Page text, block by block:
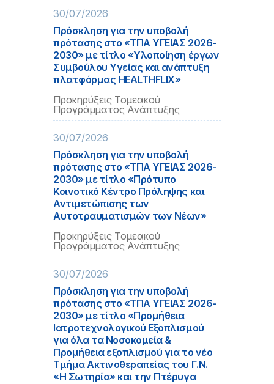
30/07/2026
Πρόσκληση για την υποβολή
πρότασης στο «ΤΠΑ ΥΓΕΙΑΣ 2026-
2030» με τίτλο «Υλοποίηση έργων
Συμβούλου Υγείας και ανάπτυξη
πλατφόρμας HEALTHFLIX»
Προκηρύξεις Τομεακού
Προγράμματος Ανάπτυξης
30/07/2026
Πρόσκληση για την υποβολή
πρότασης στο «ΤΠΑ ΥΓΕΙΑΣ 2026-
2030» με τίτλο «Πρότυπο
Κοινοτικό Κέντρο Πρόληψης και
Αντιμετώπισης των
Αυτοτραυματισμών των Νέων»
Προκηρύξεις Τομεακού
Προγράμματος Ανάπτυξης
30/07/2026
Πρόσκληση για την υποβολή
πρότασης στο «ΤΠΑ ΥΓΕΙΑΣ 2026-
2030» με τίτλο «Προμήθεια
Ιατροτεχνολογικού Εξοπλισμού
για όλα τα Νοσοκομεία &
Προμήθεια εξοπλισμού για το νέο
Τμήμα Ακτινοθεραπείας του Γ.Ν.
«Η Σωτηρία» και την Πτέρυγα